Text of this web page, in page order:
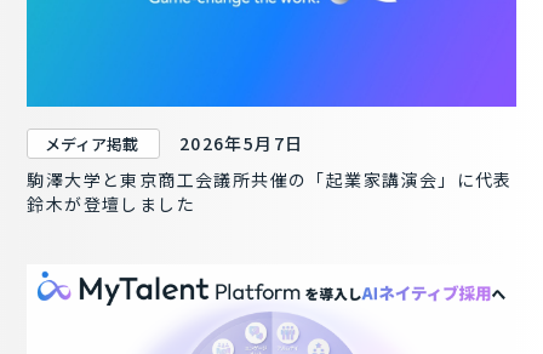
メディア掲載
2026年5月7日
駒澤大学と東京商工会議所共催の「起業家講演会」に代表
鈴木が登壇しました